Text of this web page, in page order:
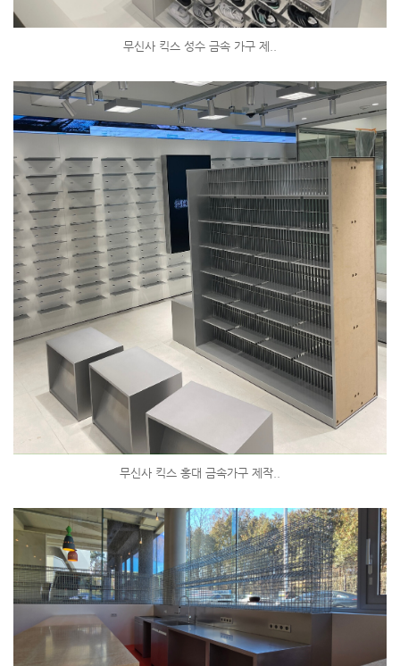
무신사 킥스 성수 금속 가구 제..
무신사 킥스 홍대 금속가구 제작..